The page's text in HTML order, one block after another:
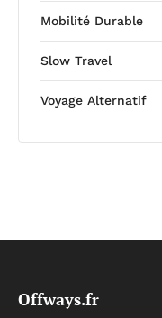
Mobilité Durable
Slow Travel
Voyage Alternatif
Offways.fr